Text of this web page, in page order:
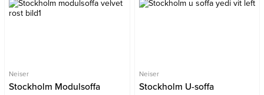
Neiser
Stockholm Modulsoffa
Neiser
Stockholm U-soffa